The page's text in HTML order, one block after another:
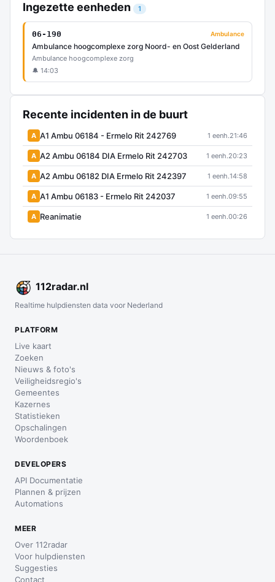
Ingezette eenheden 1
06-190 Ambulance
Ambulance hoogcomplexe zorg Noord- en Oost Gelderland
Ambulance hoogcomplexe zorg
🔔 14:03
Recente incidenten in de buurt
A A1 Ambu 06184 - Ermelo Rit 242769 1 eenh.21:46
A A2 Ambu 06184 DIA Ermelo Rit 242703 1 eenh.20:23
A A2 Ambu 06182 DIA Ermelo Rit 242397 1 eenh.14:58
A A1 Ambu 06183 - Ermelo Rit 242037 1 eenh.09:55
A Reanimatie 1 eenh.00:26
112radar.nl
Realtime hulpdiensten data voor Nederland
PLATFORM
Live kaart
Zoeken
Nieuws & foto's
Veiligheidsregio's
Gemeentes
Kazernes
Statistieken
Opschalingen
Woordenboek
DEVELOPERS
API Documentatie
Plannen & prijzen
Automations
MEER
Over 112radar
Voor hulpdiensten
Suggesties
Contact